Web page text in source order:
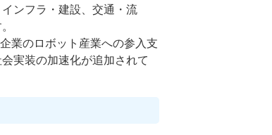
ンフラ・建設、交通・流
業のロボット産業への参入支
実装の加速化が追加されて